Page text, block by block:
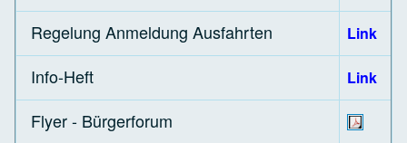
Regelung Anmeldung Ausfahrten
Link
Info-Heft Link
Flyer - Bürgerforum